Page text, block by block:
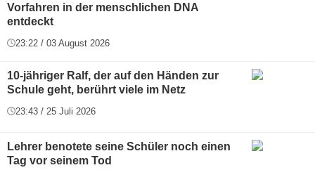
Vorfahren in der menschlichen DNA
entdeckt
23:22 / 03 August 2026
10-jähriger Ralf, der auf den Händen zur
Schule geht, berührt viele im Netz
23:43 / 25 Juli 2026
Lehrer benotete seine Schüler noch einen
Tag vor seinem Tod